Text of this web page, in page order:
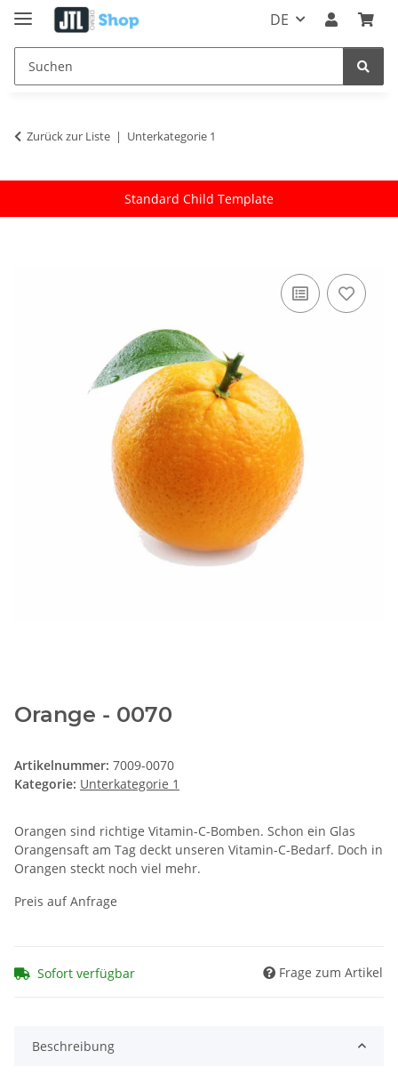
DE
Zurück zur Liste Unterkategorie 1
Standard Child Template
Orange - 0070
Artikelnummer: 7009-0070
Kategorie: Unterkategorie 1
Orangen sind richtige Vitamin-C-Bomben. Schon ein Glas
Orangensaft am Tag deckt unseren Vitamin-C-Bedarf. Doch in
Orangen steckt noch viel mehr.
Preis auf Anfrage
Sofort verfügbar Frage zum Artikel
Beschreibung